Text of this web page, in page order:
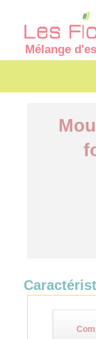
Mélange